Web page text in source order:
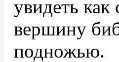
увидеть
вершину
подножью.